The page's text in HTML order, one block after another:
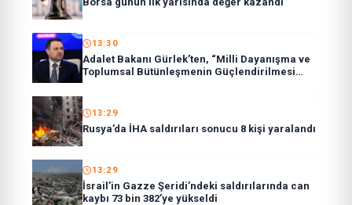
13:30
Adalet Bakanı Gürlek’ten, “Milli Dayanışma ve
Toplumsal Bütünleşmenin Güçlendirilmesi
13:29
Rusya’da İHA saldırıları sonucu 8 kişi yaralandı
13:29
İsrail’in Gazze Şeridi’ndeki saldırılarında can
kaybı 73 bin 382’ye yükseldi